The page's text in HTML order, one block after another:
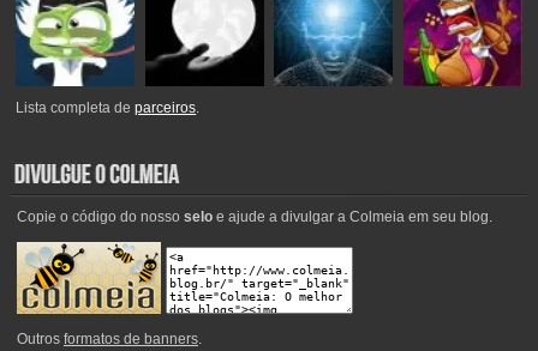
Lista completa deparceiros.
Copie o código do nosso seloe ajude a divulgar a Colmeia em seu blog.
Outros formatos de banners.